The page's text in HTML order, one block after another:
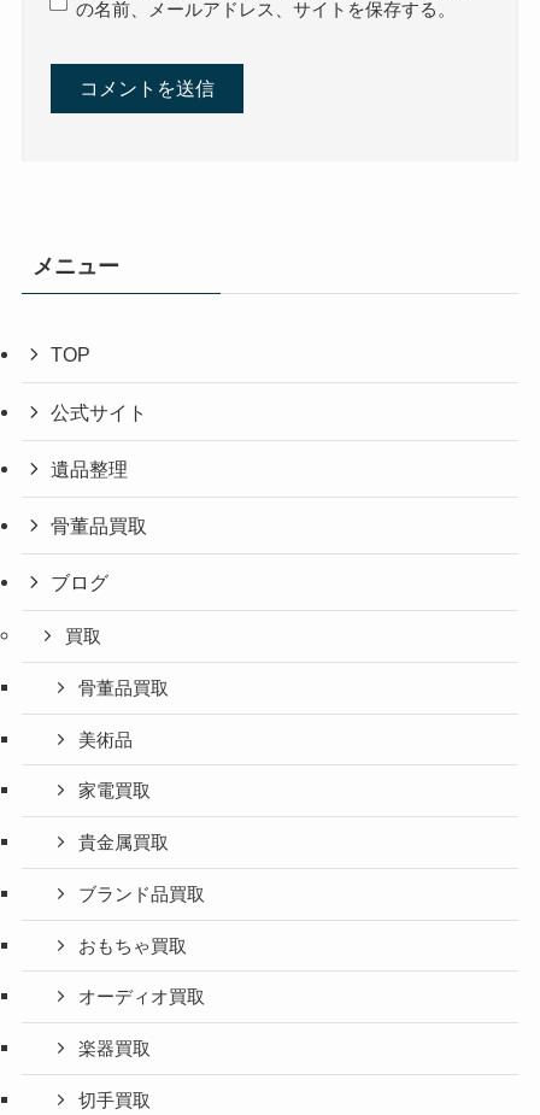
の名前、メールアドレス、サイトを保存する。
メニュー
TOP
公式サイト
遺品整理
骨董品買取
ブログ
買取
骨董品買取
美術品
家電買取
貴金属買取
ブランド品買取
おもちゃ買取
オーディオ買取
楽器買取
切手買取